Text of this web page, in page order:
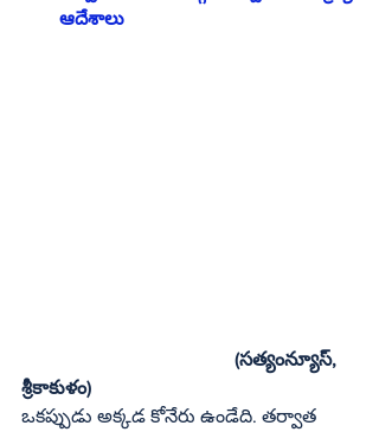
ఆదేశాలు
శ్రీకాకుళం)
ఒకప్పుడు అక్కడ కోనేరు ఉండేది. తర్వాత